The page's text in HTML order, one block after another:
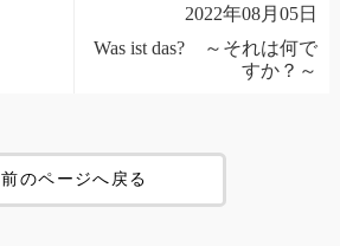
2022年08月05日
Was ist das? ～それは何で
すか？～
前のページへ戻る